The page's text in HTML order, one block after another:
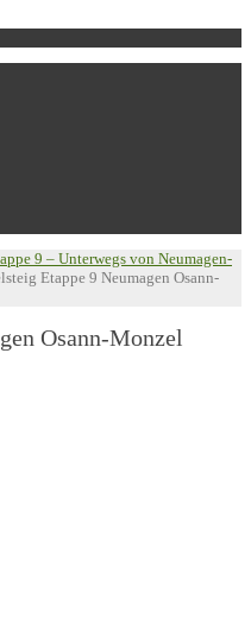
9 – Unterwegs von Neumagen-
Etappe 9 Neumagen Osann-
Osann-Monzel